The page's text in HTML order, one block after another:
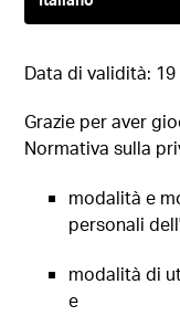
Data di validità:
Grazie per aver
Normativa sulla
modalità e
personali
modalità di
e